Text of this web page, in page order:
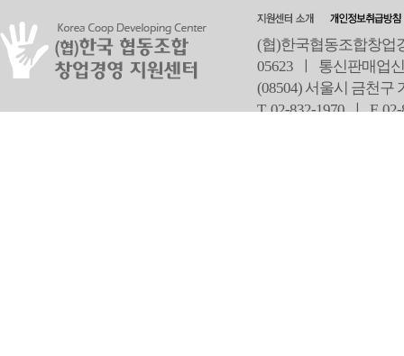
(협)한국협동조합창업
05623 ㅣ 통신판매업
(08504) 서울시 금천구
T 02-832-1970 ㅣF